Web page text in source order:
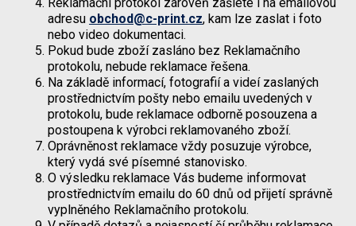
adresu obchod@c-print.cz, kam lze zaslat i foto
nebo video dokumentaci.
Pokud bude zboží zasláno bez Reklamačního
protokolu, nebude reklamace řešena.
Na základě informací, fotografií a videí zaslaných
prostřednictvím pošty nebo emailu uvedených v
protokolu, bude reklamace odborně posouzena a
postoupena k výrobci reklamovaného zboží.
Oprávněnost reklamace vždy posuzuje výrobce,
který vydá své písemné stanovisko.
O výsledku reklamace Vás budeme informovat
prostřednictvím emailu do 60 dnů od přijetí správně
vyplněného Reklamačního protokolu.